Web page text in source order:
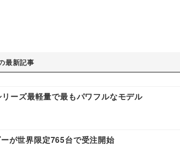
最新記事
ーズ最軽量で最もパワフルなモデル
が世界限定765台で受注開始